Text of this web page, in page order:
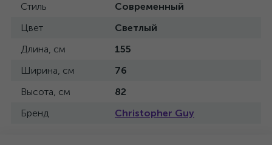
Стиль
Современный
Цвет
Светлый
Длина, см
155
Ширина, см
76
Высота, см
82
Бренд
Christopher Guy